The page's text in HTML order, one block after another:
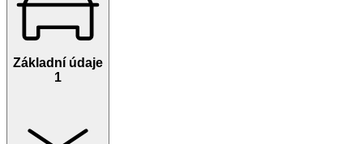
Základní údaje
1